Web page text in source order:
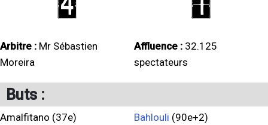
Arbitre : Mr Sébastien
Moreira
Affluence : 32.125
spectateurs
Buts :
Amalfitano (37e)
Bahlouli (90e+2)